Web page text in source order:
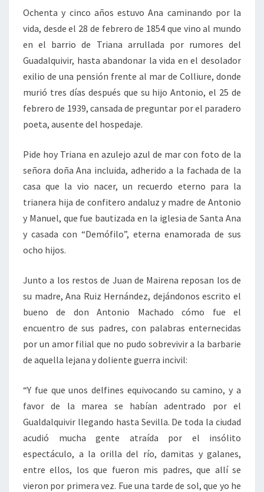
Ochenta y cinco años estuvo Ana caminando por la
vida, desde el 28 de febrero de 1854 que vino al mundo
en el barrio de Triana arrullada por rumores del
Guadalquivir, hasta abandonar la vida en el desolador
exilio de una pensión frente al mar de Colliure, donde
murió tres días después que su hijo Antonio, el 25 de
febrero de 1939, cansada de preguntar por el paradero
poeta, ausente del hospedaje.
Pide hoy Triana en azulejo azul de mar con foto de la
señora doña Ana incluida, adherido a la fachada de la
casa que la vio nacer, un recuerdo eterno para la
trianera hija de confitero andaluz y madre de Antonio
y Manuel, que fue bautizada en la iglesia de Santa Ana
y casada con “Demófilo”, eterna enamorada de sus
ocho hijos.
Junto a los restos de Juan de Mairena reposan los de
su madre, Ana Ruiz Hernández, dejándonos escrito el
bueno de don Antonio Machado cómo fue el
encuentro de sus padres, con palabras enternecidas
por un amor filial que no pudo sobrevivir a la barbarie
de aquella lejana y doliente guerra incivil:
“Y fue que unos delfines equivocando su camino, y a
favor de la marea se habían adentrado por el
Gualdalquivir llegando hasta Sevilla. De toda la ciudad
acudió mucha gente atraída por el insólito
espectáculo, a la orilla del río, damitas y galanes,
entre ellos, los que fueron mis padres, que allí se
vieron por primera vez. Fue una tarde de sol, que yo he